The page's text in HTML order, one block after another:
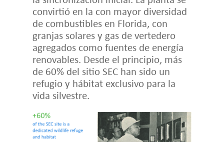
convirtió en la con mayor diversidad
de combustibles en Florida, con
granjas solares y gas de vertedero
agregados como fuentes de energía
renovables. Desde el principio, más
de 60% del sitio SEC han sido un
refugio y hábitat exclusivo para la
vida silvestre.